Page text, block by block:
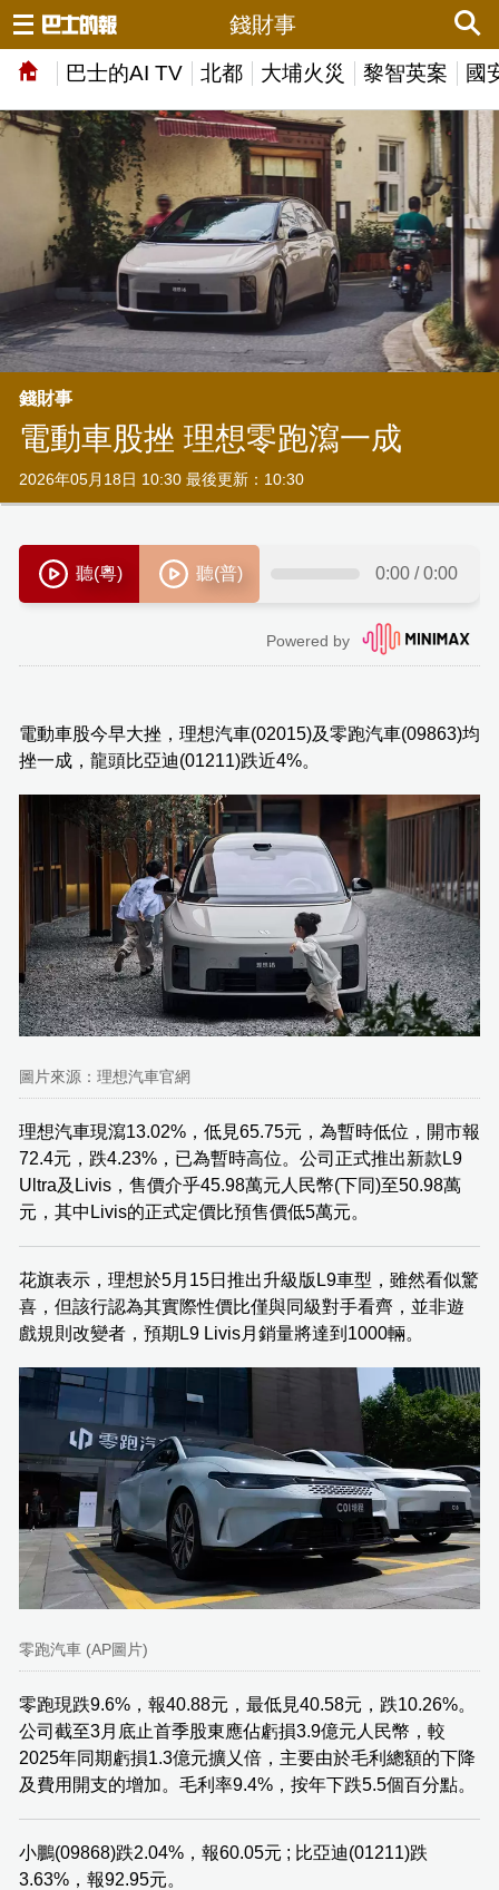
巴士的AI TV 北都 大埔火災 黎智英案 國
錢財事
錢財事
電動車股挫 理想零跑瀉一成
2026年05月18日 10:30 最後更新：10:30
電動車股今早大挫，理想汽車(02015)及零跑汽車(09863)均
挫一成，龍頭比亞迪(01211)跌近4%。
圖片來源：理想汽車官網
理想汽車現瀉13.02%，低見65.75元，為暫時低位，開市報
72.4元，跌4.23%，已為暫時高位。公司正式推出新款L9
Ultra及Livis，售價介乎45.98萬元人民幣(下同)至50.98萬
元，其中Livis的正式定價比預售價低5萬元。
花旗表示，理想於5月15日推出升級版L9車型，雖然看似驚
喜，但該行認為其實際性價比僅與同級對手看齊，並非遊
戲規則改變者，預期L9 Livis月銷量將達到1000輛。
零跑汽車 (AP圖片)
零跑現跌9.6%，報40.88元，最低見40.58元，跌10.26%。
公司截至3月底止首季股東應佔虧損3.9億元人民幣，較
2025年同期虧損1.3億元擴乂倍，主要由於毛利總額的下降
及費用開支的增加。毛利率9.4%，按年下跌5.5個百分點。
小鵬(09868)跌2.04%，報60.05元 ; 比亞迪(01211)跌
3.63%，報92.95元。